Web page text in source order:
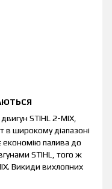
STIHL 2-MIX,
в широкому діапазоні
економію палива до
STIHL, того ж
Викиди вихлопних